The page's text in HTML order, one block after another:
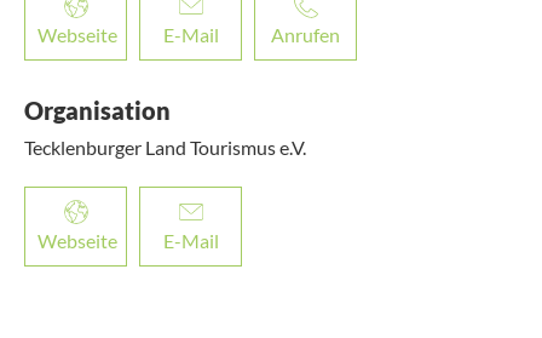
Webseite E-Mail Anrufen
Organisation
Tecklenburger Land Tourismus e.V.
Webseite E-Mail